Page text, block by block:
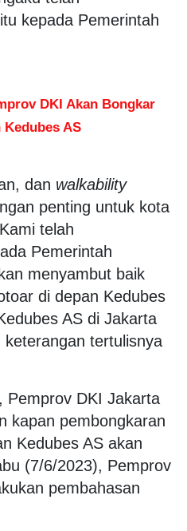
kepada Pemerintah
DKI Akan Bongkar
AS
dan walkability
penting untuk kota
telah
Pemerintah
menyambut baik
di depan Kedubes
AS di Jakarta
tertulisnya
Pemprov DKI Jakarta
kapan pembongkaran
Kedubes AS akan
(7/6/2023), Pemprov
pembahasan